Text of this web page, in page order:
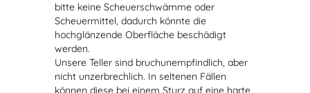
bitte keine Scheuerschwämme oder
Scheuermittel, dadurch könnte die
hochglänzende Oberfläche beschädigt
werden.
Unsere Teller sind bruchunempfindlich, aber
nicht unzerbrechlich. In seltenen Fällen
können diese bei einem Sturz auf eine harte